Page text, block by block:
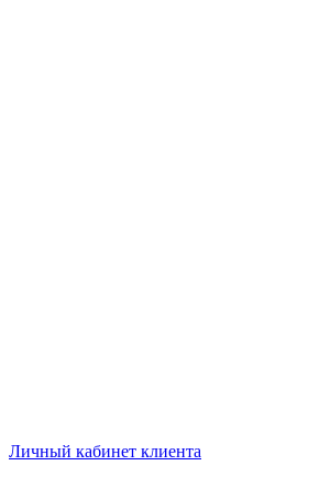
Личный кабинет клиента